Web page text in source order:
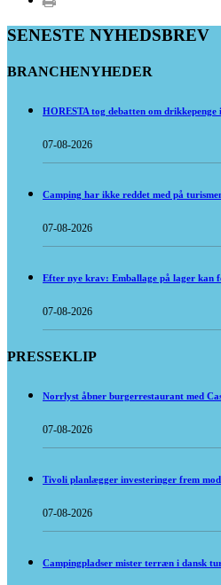
SENESTE NYHEDSBREV
BRANCHENYHEDER
HORESTA tog debatten om drikkepenge
07-08-2026
Camping har ikke reddet med på
07-08-2026
Efter nye krav: Emballage på lager kan
07-08-2026
PRESSEKLIP
Norrlyst åbner burgerrestaurant med
07-08-2026
Tivoli planlægger investeringer frem
07-08-2026
Campingpladser mister terræn i dansk